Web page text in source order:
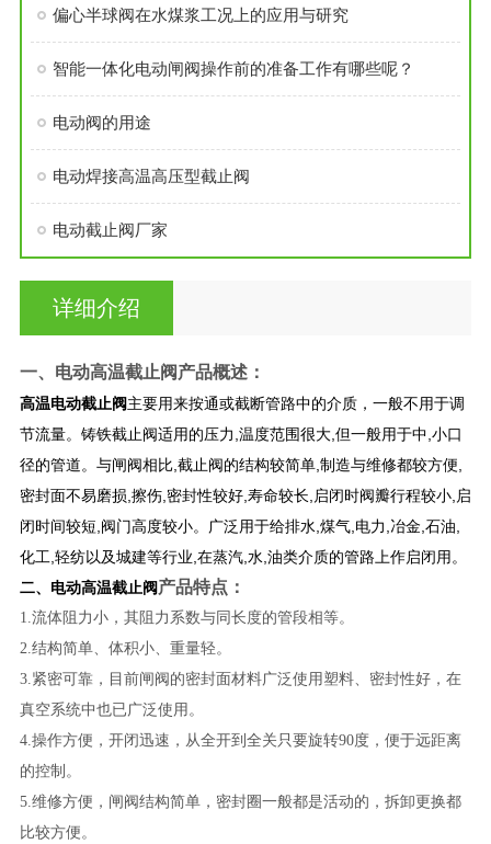
偏心半球阀在水煤浆工况上的应用与研究
智能一体化电动闸阀操作前的准备工作有哪些呢？
电动阀的用途
电动焊接高温高压型截止阀
电动截止阀厂家
详细介绍
一、 电动高温截止阀产品概述：
高温电动截止阀主要用来按通或截断管路中的介质，一般不用于调
节流量。铸铁截止阀适用的压力,温度范围很大,但一般用于中,小口
径的管道。与闸阀相比,截止阀的结构较简单,制造与维修都较方便,
密封面不易磨损,擦伤,密封性较好,寿命较长,启闭时阀瓣行程较小,启
闭时间较短,阀门高度较小。广泛用于给排水,煤气,电力,冶金,石油,
化工,轻纺以及城建等行业,在蒸汽,水,油类介质的管路上作启闭用。
二、 电动高温截止阀产品特点：
1. 流体阻力小，其阻力系数与同长度的管段相等。
2. 结构简单、体积小、重量轻。
3. 紧密可靠，目前闸阀的密封面材料广泛使用塑料、密封性好，在
真空系统中也已广泛使用。
4. 操作方便，开闭迅速，从全开到全关只要旋转90度，便于远距离
的控制。
5. 维修方便， 闸阀结构简单，密封圈一般都是活动的，拆卸更换都
比较方便。